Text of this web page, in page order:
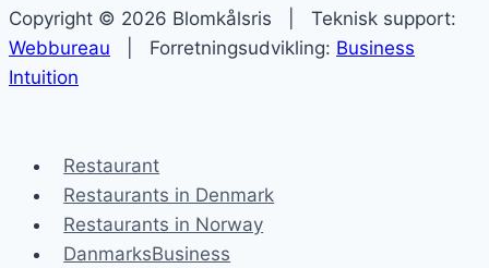
Copyright © 2026 Blomkålsris | Teknisk support:
Webbureau | Forretningsudvikling: Business
Intuition
Restaurant
Restaurants in Denmark
Restaurants in Norway
DanmarksBusiness